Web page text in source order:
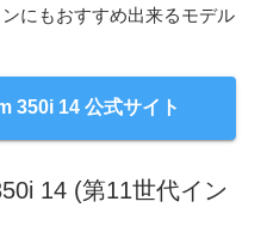
にもおすすめ出来るモデル
350i 14 公式サイト
14 (第11世代イン